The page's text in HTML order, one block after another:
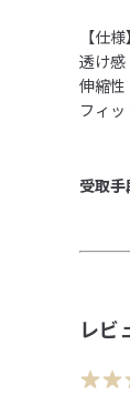
【仕様】
透け感
伸縮性
フィ
受取手
レビ